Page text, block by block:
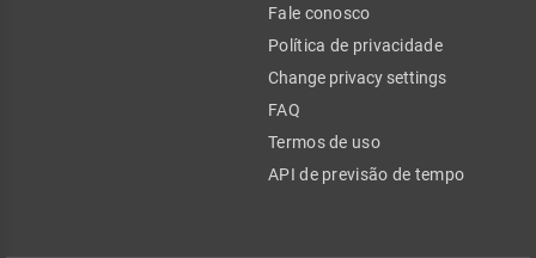
Fale conosco
Política de privacidade
Change privacy settings
FAQ
Termos de uso
API de previsão de tempo